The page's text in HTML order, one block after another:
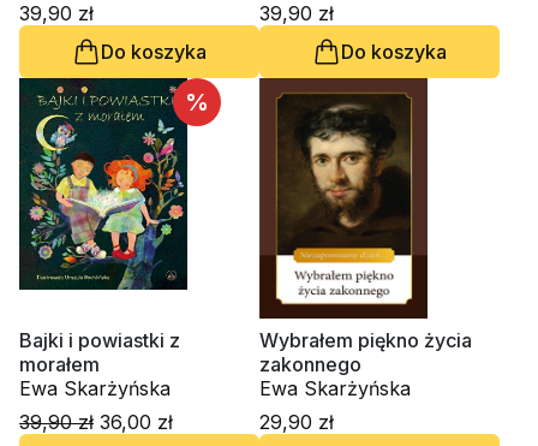
39,90 zł
Do koszyka
39,90 zł
Do koszyka
%
Bajki i powiastki z
morałem
Ewa Skarżyńska
39,90 zł 36,00 zł
Wybrałem piękno życia
zakonnego
Ewa Skarżyńska
29,90 zł